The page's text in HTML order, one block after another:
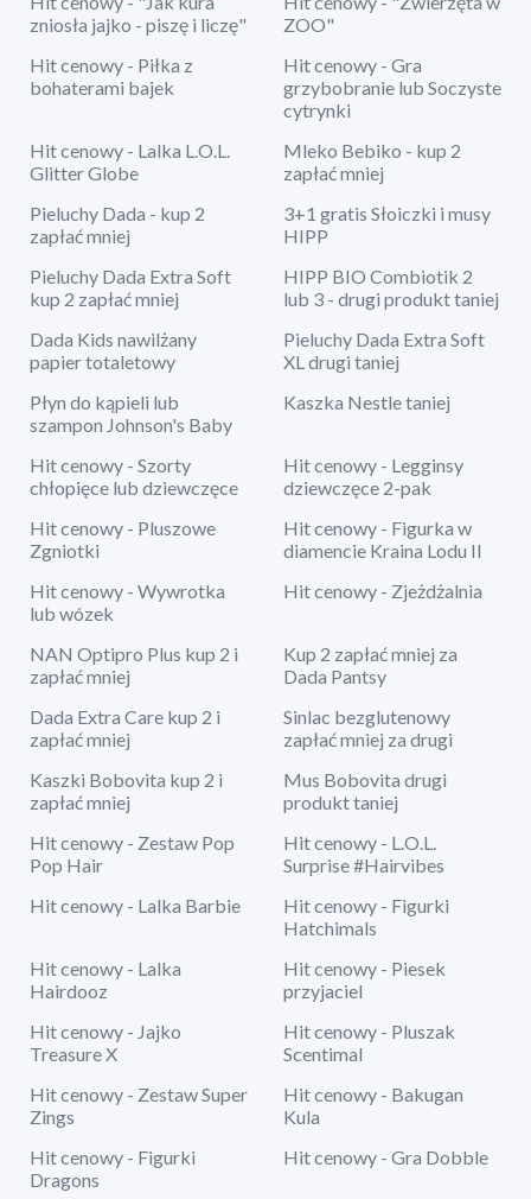
zniosła jajko - piszę i liczę"
ZOO"
Hit cenowy - Piłka z
bohaterami bajek
Hit cenowy - Gra
grzybobranie lub Soczyste
cytrynki
Hit cenowy - Lalka L.O.L.
Glitter Globe
Mleko Bebiko - kup 2
zapłać mniej
Pieluchy Dada - kup 2
zapłać mniej
3+1 gratis Słoiczki i musy
HIPP
Pieluchy Dada Extra Soft
kup 2 zapłać mniej
HIPP BIO Combiotik 2
lub 3 - drugi produkt taniej
Dada Kids nawilżany
papier totaletowy
Pieluchy Dada Extra Soft
XL drugi taniej
Płyn do kąpieli lub
szampon Johnson's Baby
Kaszka Nestle taniej
Hit cenowy - Szorty
chłopięce lub dziewczęce
Hit cenowy - Legginsy
dziewczęce 2-pak
Hit cenowy - Pluszowe
Zgniotki
Hit cenowy - Figurka w
diamencie Kraina Lodu II
Hit cenowy - Wywrotka
lub wózek
Hit cenowy - Zjeżdżalnia
NAN Optipro Plus kup 2 i
zapłać mniej
Kup 2 zapłać mniej za
Dada Pantsy
Dada Extra Care kup 2 i
zapłać mniej
Sinlac bezglutenowy
zapłać mniej za drugi
Kaszki Bobovita kup 2 i
zapłać mniej
Mus Bobovita drugi
produkt taniej
Hit cenowy - Zestaw Pop
Pop Hair
Hit cenowy - L.O.L.
Surprise #Hairvibes
Hit cenowy - Lalka Barbie
Hit cenowy - Figurki
Hatchimals
Hit cenowy - Lalka
Hairdooz
Hit cenowy - Piesek
przyjaciel
Hit cenowy - Jajko
Treasure X
Hit cenowy - Pluszak
Scentimal
Hit cenowy - Zestaw Super
Zings
Hit cenowy - Bakugan
Kula
Hit cenowy - Figurki
Dragons
Hit cenowy - Gra Dobble